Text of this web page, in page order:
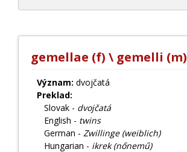
gemellae (f) \ gemelli (m)
Význam: dvojčatá
Preklad:
Slovak - dvojčatá
English - twins
German - Zwillinge (weiblich)
Hungarian - ikrek (nőnemű)